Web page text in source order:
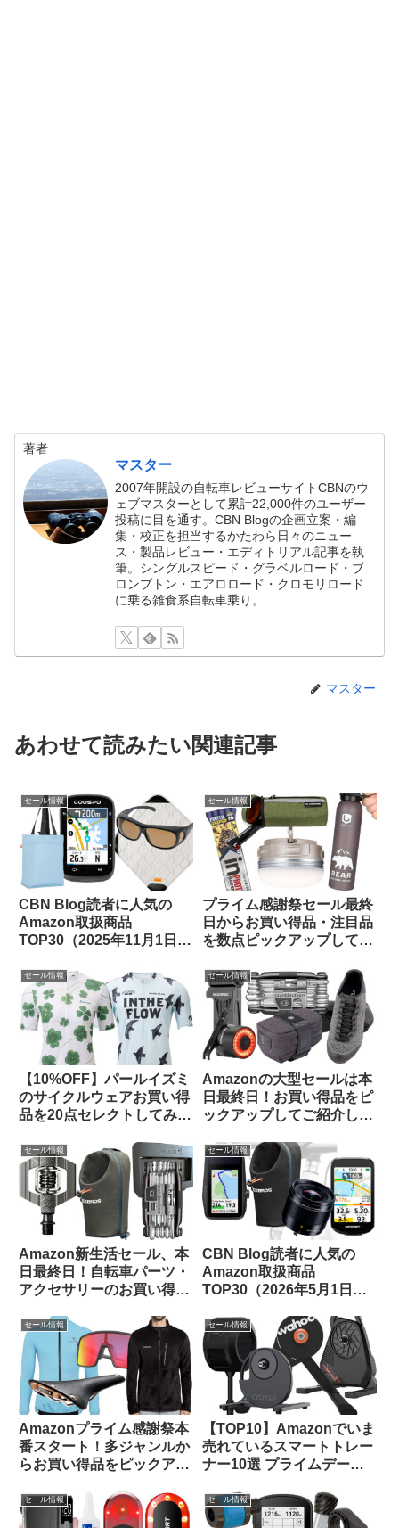
著者
マスター
2007年開設の自転車レビューサイトCBNのウ
ェブマスターとして累計22,000件のユーザー
投稿に目を通す。CBN Blogの企画立案・編
集・校正を担当するかたわら日々のニュー
ス・製品レビュー・エディトリアル記事を執
筆。シングルスピード・グラベルロード・ブ
ロンプトン・エアロロード・クロモリロード
に乗る雑食系自転車乗り。
マスター
あわせて読みたい関連記事
セール情報
CBN Blog読者に人気の
Amazon取扱商品
TOP30（2025年11月1日
セール情報
プライム感謝祭セール最終
日からお買い得品・注目品
を数点ピックアップしてみ
セール情報
【10%OFF】パールイズミ
のサイクルウェアお買い得
品を20点セレクトしてみま
ス】
セール情報
Amazonの大型セールは本
日最終日！お買い得品をピ
ックアップしてご紹介しま
セール情報
Amazon新生活セール、本
日最終日！自転車パーツ・
アクセサリーのお買い得品
します
セール情報
CBN Blog読者に人気の
Amazon取扱商品
TOP30（2026年5月1日
セール情報
Amazonプライム感謝祭本
番スタート！多ジャンルか
らお買い得品をピックアッ
セール情報
【TOP10】Amazonでいま
売れているスマートトレー
ナー10選 プライムデーセ
セール情報 セール情報